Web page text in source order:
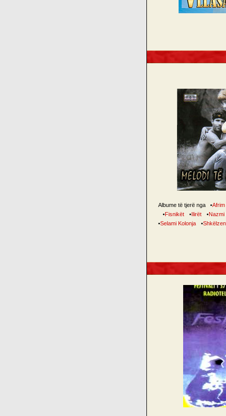
Albume të tjerë nga •
•Fisnikët •Ilirët •Nazmi
•Selami Kolonja •